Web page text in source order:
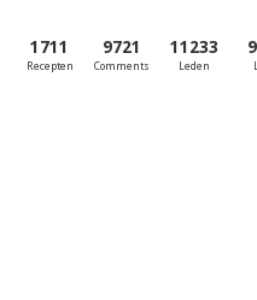
1711
Recepten
9721
Comments
11233
Leden